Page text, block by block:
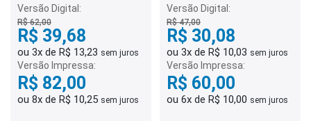
Desenvolvimento Infantil -
PADI
Versão Digital:
R$ 62,00
R$ 39,68
ou 3x de R$ 13,23 sem juros
Versão Impressa:
R$ 82,00
ou 8x de R$ 10,25 sem juros
Versão Digital:
R$ 47,00
R$ 30,08
ou 3x de R$ 10,03 sem juros
Versão Impressa:
R$ 60,00
ou 6x de R$ 10,00 sem juros